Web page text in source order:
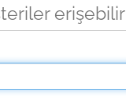
erişebilir